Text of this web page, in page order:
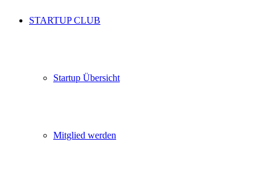
STARTUP CLUB
Startup Übersicht
Mitglied werden